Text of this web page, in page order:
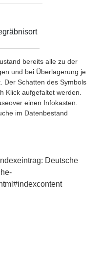
bereits alle zu der
und bei Überlagerung je
Der Schatten des Symbols
Klick aufgefaltet werden.
einen Infokasten.
im Datenbestand
Deutsche